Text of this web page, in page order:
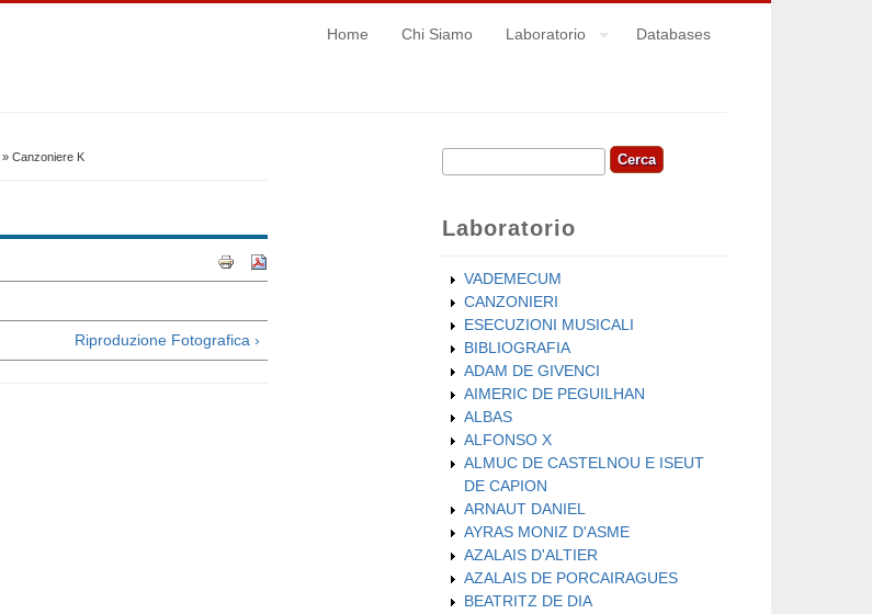
Home Chi Siamo Laboratorio Databases
» Canzoniere K
Riproduzione Fotografica ›
Form di ricerca
Cerca
Laboratorio
VADEMECUM
CANZONIERI
ESECUZIONI MUSICALI
BIBLIOGRAFIA
ADAM DE GIVENCI
AIMERIC DE PEGUILHAN
ALBAS
ALFONSO X
ALMUC DE CASTELNOU E ISEUT
DE CAPION
ARNAUT DANIEL
AYRAS MONIZ D'ASME
AZALAIS D'ALTIER
AZALAIS DE PORCAIRAGUES
BEATRITZ DE DIA